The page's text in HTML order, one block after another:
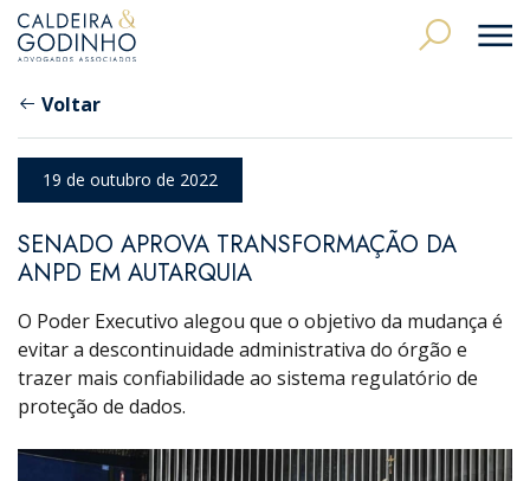
Voltar
19 de outubro de 2022
SENADO APROVA TRANSFORMAÇÃO DA
ANPD EM AUTARQUIA
O Poder Executivo alegou que o objetivo da mudança é
evitar a descontinuidade administrativa do órgão e
trazer mais confiabilidade ao sistema regulatório de
proteção de dados.